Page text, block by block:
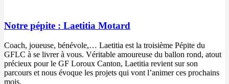
Notre pépite : Laetitia Motard
Coach, joueuse, bénévole,… Laetitia est la troisième Pépite du
GFLC à se livrer à vous. Véritable amoureuse du ballon rond, atout
précieux pour le GF Loroux Canton, Laetitia revient sur son
parcours et nous évoque les projets qui vont l’animer ces prochains
mois.